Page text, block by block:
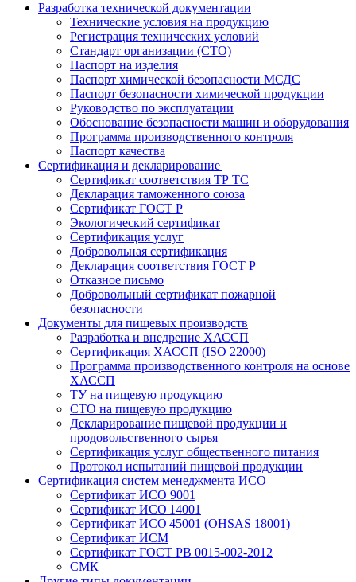
Разработка технической документации
Технические условия на продукцию
Регистрация технических условий
Стандарт организации (СТО)
Паспорт на изделия
Паспорт химической безопасности МСДС
Паспорт безопасности химической продукции
Руководство по эксплуатации
Обоснование безопасности машин и оборудования
Программа производственного контроля
Паспорт качества
Сертификация и декларирование
Сертификат соответствия ТР ТС
Декларация таможенного союза
Сертификат ГОСТ Р
Экологический сертификат
Сертификация услуг
Добровольная сертификация
Декларация соответствия ГОСТ Р
Отказное письмо
Добровольный сертификат пожарной
безопасности
Документы для пищевых производств
Разработка и внедрение ХАССП
Сертификация ХАССП (ISO 22000)
Программа производственного контроля на основе
ХАССП
ТУ на пищевую продукцию
СТО на пищевую продукцию
Декларирование пищевой продукции и
продовольственного сырья
Сертификация услуг общественного питания
Протокол испытаний пищевой продукции
Сертификация систем менеджмента ИСО
Сертификат ИСО 9001
Сертификат ИСО 14001
Сертификат ИСО 45001 (OHSAS 18001)
Сертификат ИСМ
Сертификат ГОСТ РВ 0015-002-2012
СМК